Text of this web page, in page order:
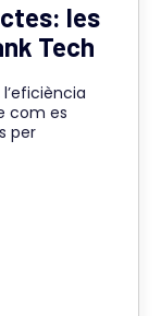
les
Tech
com es
per